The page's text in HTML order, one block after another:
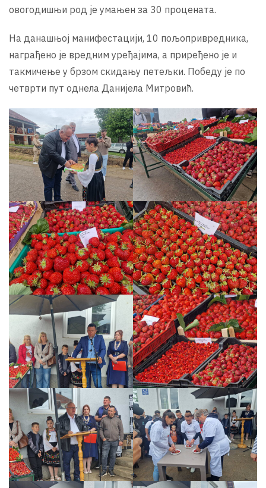
овогодишњи род је умањен за 30 процената.
На данашњој манифестацији, 10 пољопривредника,
награђено је вредним уређајима, а приређено је и
такмичење у брзом скидању петељки. Победу је по
четврти пут однела Данијела Митровић.